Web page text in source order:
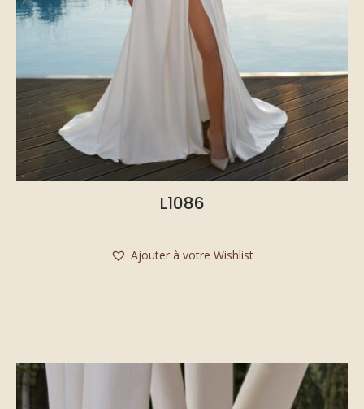
L1086
Ajouter à votre Wishlist